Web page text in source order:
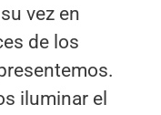
vez en
de los
iluminar el